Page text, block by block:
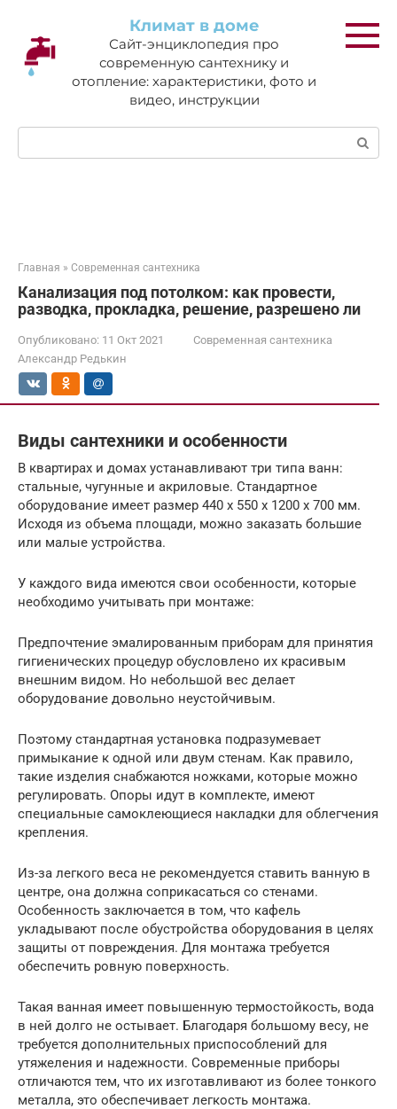
контенту
Климат в доме
Сайт-энциклопедия про
современную сантехнику и
отопление: характеристики, фото и
видео, инструкции
Поиск:
Главная » Современная сантехника
Канализация под потолком: как провести,
разводка, прокладка, решение, разрешено ли
Опубликовано: 11 Окт 2021
Современная сантехника
Александр Редькин
Виды сантехники и особенности
В квартирах и домах устанавливают три типа ванн:
стальные, чугунные и акриловые. Стандартное
оборудование имеет размер 440 х 550 х 1200 х 700 мм.
Исходя из объема площади, можно заказать большие
или малые устройства.
У каждого вида имеются свои особенности, которые
необходимо учитывать при монтаже:
Предпочтение эмалированным приборам для принятия
гигиенических процедур обусловлено их красивым
внешним видом. Но небольшой вес делает
оборудование довольно неустойчивым.
Поэтому стандартная установка подразумевает
примыкание к одной или двум стенам. Как правило,
такие изделия снабжаются ножками, которые можно
регулировать. Опоры идут в комплекте, имеют
специальные самоклеющиеся накладки для облегчения
крепления.
Из-за легкого веса не рекомендуется ставить ванную в
центре, она должна соприкасаться со стенами.
Особенность заключается в том, что кафель
укладывают после обустройства оборудования в целях
защиты от повреждения. Для монтажа требуется
обеспечить ровную поверхность.
Такая ванная имеет повышенную термостойкость, вода
в ней долго не остывает. Благодаря большому весу, не
требуется дополнительных приспособлений для
утяжеления и надежности. Современные приборы
отличаются тем, что их изготавливают из более тонкого
металла, это обеспечивает легкость монтажа.